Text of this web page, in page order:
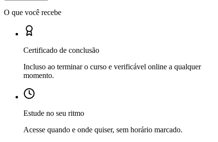
O que você recebe
Certificado de conclusão
Incluso ao terminar o curso e verificável online a qualquer
momento.
Estude no seu ritmo
Acesse quando e onde quiser, sem horário marcado.